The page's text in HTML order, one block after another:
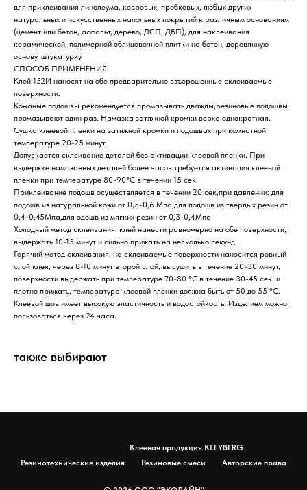
для приклеивания линолеума, ковровых, пробковых, любых других
натуральных и искусственных напольных покрытий к различным основаниям
(цемент или бетон, асфальт, дерево, ДСП, ДВП), для наклеивания
керамической, полимерной облицовочной плитки на бетон, деревянную
основу, штукатурку.
СПОСОБ ПРИМЕНЕНИЯ
Клей 152И наносят на обе предварительно взъерошенные склеиваемые
поверхности.
Кожаные подошвы рекомендуется промазывать дважды,резиновые подошвы
промазывают один раз. Намазка затяжной кромки верха однократная.
Сушка клеевой пленки на затяжной кромки и подошвах при комнатной
температуре 20-25 минут.
Допускается склеивание деталей без активации клеевой пленки. При
выдержке намазанных деталей более часов требуется активация клеевой
пленки при температуре 80-90°С в течении 15 сек.
Приклеивание подошв осуществляется в течении 20 сек,при давлении: для
подошв из натуральной кожи от 0,5-0,6 Мпа,для подошв из твердых резин от
0,4-0,45Мпа,для одошв из мягких резин от 0,3-0,4Мпа
Холодный метод склеивания: клей нанести равномерно на обе поверхности,
выдержать 10-15 минут и сильно прижать на несколько секунд.
Горячий метод склеивания: на склеиваемые поверхности наносится ровный
слой клея, через 8-10 минут второй слой, высушить в течение 20-30 минут,
поверхности выдержать при температуре 70-80 °С в течение 30-45 сек. и
плотно прижать, температура клеевой пленки должна быть от 50 до 55 °С.
Клеевой шов имеет высокую эластичность и водостойкость. Изделием можно
пользоваться через 24 часа.
также выбирают
Клеевая продукция KLEYBERG
Резинотехнические изделия
Резиновые смеси Авторские права